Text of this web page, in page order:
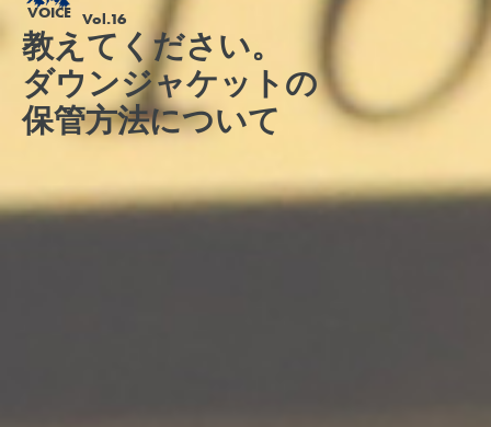
VOICE Vol.16
教えてください。
ダウンジャケットの
保管方法について